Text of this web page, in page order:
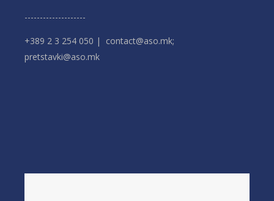
--------------------
+389 2 3 254 050 | contact@aso.mk;
pretstavki@aso.mk